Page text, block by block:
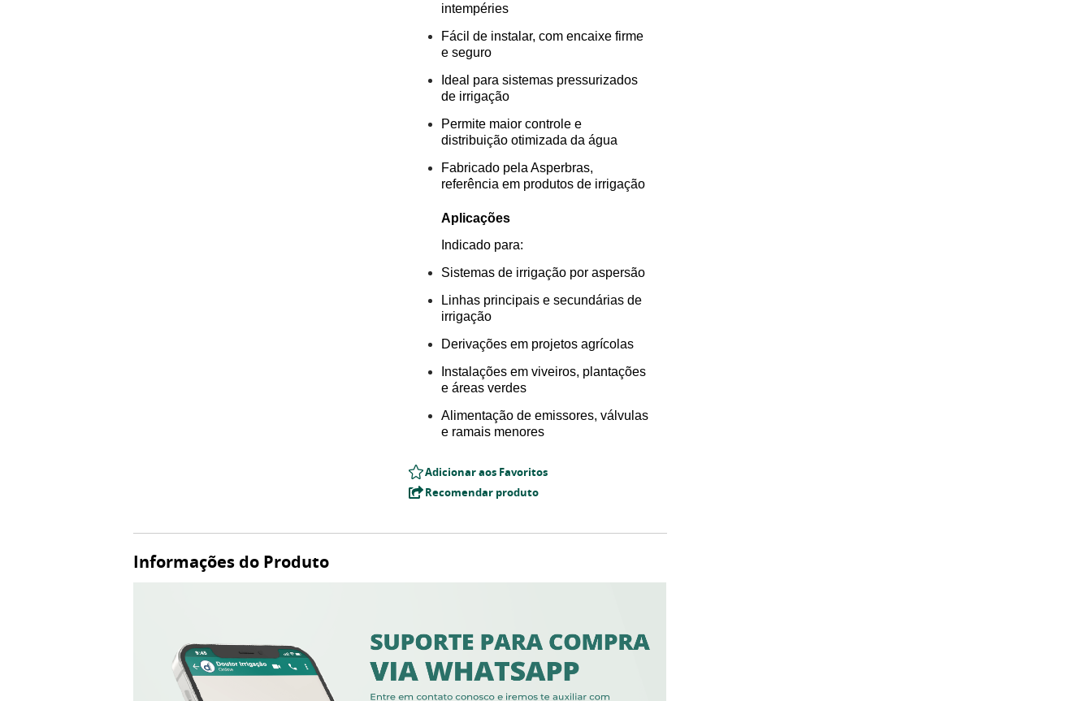
intempéries
Fácil de instalar, com encaixe firme
e seguro
Ideal para sistemas pressurizados
de irrigação
Permite maior controle e
distribuição otimizada da água
Fabricado pela Asperbras,
referência em produtos de irrigação
Aplicações
Indicado para:
Sistemas de irrigação por aspersão
Linhas principais e secundárias de
irrigação
Derivações em projetos agrícolas
Instalações em viveiros, plantações
e áreas verdes
Alimentação de emissores, válvulas
e ramais menores
Adicionar aos Favoritos
Recomendar produto
Informações do Produto